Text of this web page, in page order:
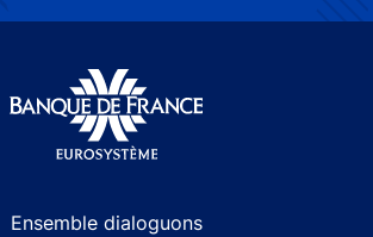
Ensemble dialoguons